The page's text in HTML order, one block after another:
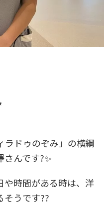
ラドゥのぞみ」の横綱
んです?✨
や時間がある時は、洋
そうです??